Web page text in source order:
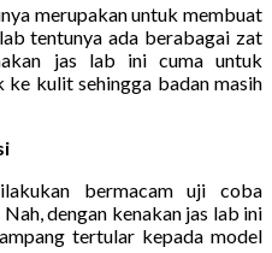
merupakan untuk membuat
tentunya ada berabagai zat
jas lab ini cuma untuk
kulit sehingga badan masih
bermacam uji coba
dengan kenakan jas lab ini
tertular kepada model